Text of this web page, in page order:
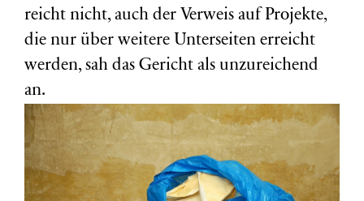
reicht nicht, auch der Verweis auf Projekte,
die nur über weitere Unterseiten erreicht
werden, sah das Gericht als unzureichend
an.